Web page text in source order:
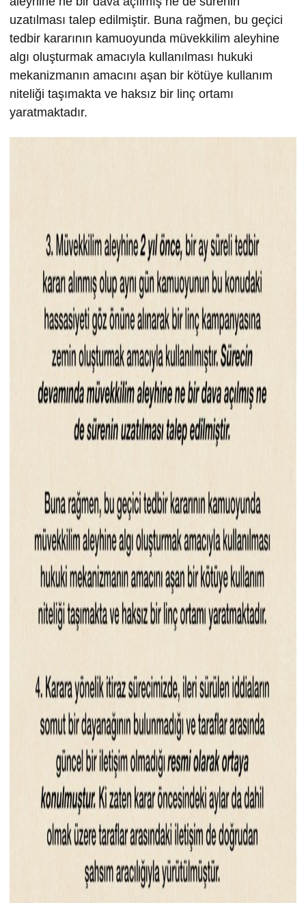
uzatılması talep edilmiştir. Buna rağmen, bu geçici
tedbir kararının kamuoyunda müvekkilim aleyhine
algı oluşturmak amacıyla kullanılması hukuki
mekanizmanın amacını aşan bir kötüye kullanım
niteliği taşımakta ve haksız bir linç ortamı
yaratmaktadır.